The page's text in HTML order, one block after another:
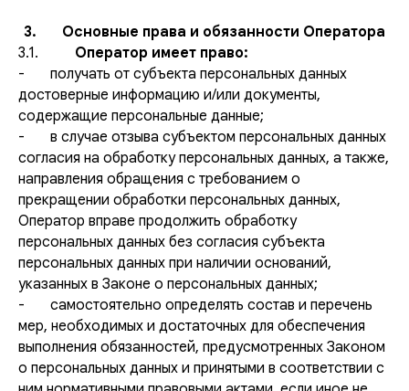
3. Основные права и обязанности Оператора
3.1. Оператор имеет право:
- получать от субъекта персональных данных
достоверные информацию и/или документы,
содержащие персональные данные;
- в случае отзыва субъектом персональных данных
согласия на обработку персональных данных, а также,
направления обращения с требованием о
прекращении обработки персональных данных,
Оператор вправе продолжить обработку
персональных данных без согласия субъекта
персональных данных при наличии оснований,
указанных в Законе о персональных данных;
- самостоятельно определять состав и перечень
мер, необходимых и достаточных для обеспечения
выполнения обязанностей, предусмотренных Законом
о персональных данных и принятыми в соответствии с